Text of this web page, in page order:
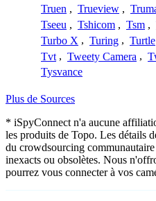
Truen , Trueview ,
Tseeu , Tshicom , Tsm ,
Turbo X , Turing , Turtle
Tvt , Tweety Camera ,
Tysvance
Plus de Sources
* iSpyConnect n'a aucune
les produits de Topo. Les détails
du crowdsourcing
inexacts ou obsolètes. Nous
pourrez vous connecter à vos